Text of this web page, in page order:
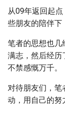
从09年返回起
些朋友的陪伴下
笔者的思想也几
满志，然后经历
不禁感慨万千。
对待朋友们，笔
动，用自己的努